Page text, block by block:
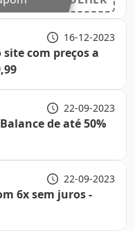
16-12-2023
com preços a
22-09-2023
de até 50%
22-09-2023
6x sem juros -